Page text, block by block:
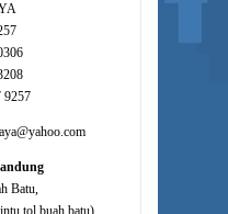
9257
Batu,
tol buah batu),